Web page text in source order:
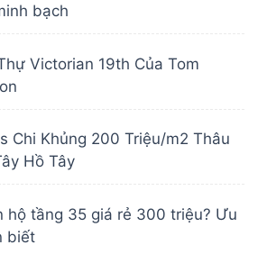
bạch
Victorian 19th Của Tom
Chi Khủng 200 Triệu/m2 Thâu
Hồ Tây
hộ tầng 35 giá rẻ 300 triệu? Ưu
biết